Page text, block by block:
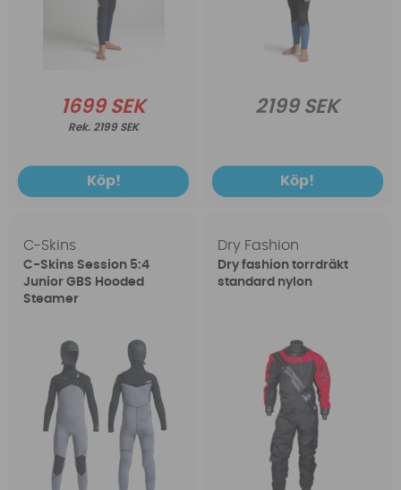
1699 SEK
2199 SEK
Köp!
2199 SEK
Köp!
C-Skins
C-Skins Session 5:4
Junior GBS Hooded
Steamer
Dry Fashion
Dry fashion torrdräkt
standard nylon